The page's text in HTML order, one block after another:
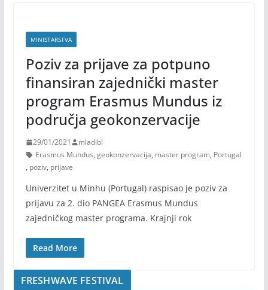
MINISTARSTVA
Poziv za prijave za potpuno
finansiran zajednički master
program Erasmus Mundus iz
područja geokonzervacije
29/01/2021
mladibl
Erasmus Mundus, geokonzervacija, master program, Portugal
, poziv, prijave
​Univerzitet u Minhu (Portugal) raspisao je poziv za
prijavu za 2. dio PANGEA Erasmus Mundus
zajedničkog master programa. Krajnji rok
Read More
FRESHWAVE FESTIVAL